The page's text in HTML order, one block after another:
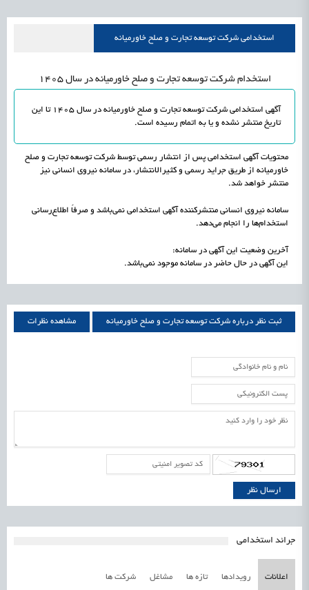
استخدامی شرکت توسعه تجارت و صلح خاورمیانه
استخدام شرکت توسعه تجارت و صلح خاورمیانه در سال 1405
آگهی استخدامی شرکت توسعه تجارت و صلح خاورمیانه در سال 1405 تا این
تاریخ منتشر نشده و یا به اتمام رسیده است.
محتویات آگهی استخدامی پس از انتشار رسمی توسط شرکت توسعه تجارت و صلح
خاورمیانه از طریق جراید رسمی و کثیرالانتشار، در سامانه نیروی انسانی نیز
منتشر خواهد شد.
سامانه نیروی انسانی منتشرکننده آگهی استخدامی نمی‌باشد و صرفاً اطلاع‌رسانی
استخدام‌ها را انجام می‌دهد.
آخرین وضعیت این آگهی در سامانه:
این آگهی در حال حاضر در سامانه موجود نمی‌باشد.
ثبت نظر درباره شرکت توسعه تجارت و صلح خاورمیانه مشاهده نظرات
شرکت توسعه تجارت و صلح خاورمیانه
جرائد استخدامی
اعلانات رویدادها تازه ها مشاغل شرکت ها